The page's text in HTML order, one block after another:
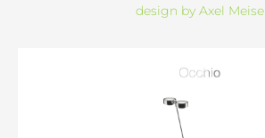
design by Axel Meise